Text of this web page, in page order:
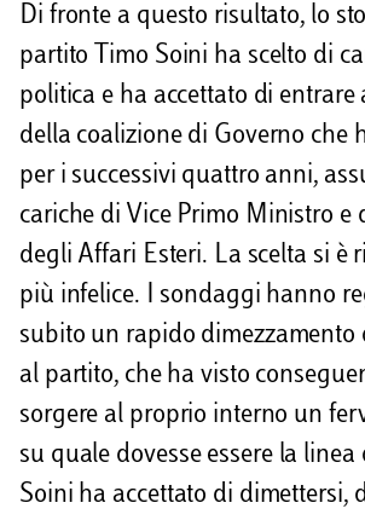
Di fronte a questo risultato, lo
partito Timo Soini ha scelto di
politica e ha accettato di entrare
della coalizione di Governo che
per i successivi quattro anni,
cariche di Vice Primo Ministro e
degli Affari Esteri. La scelta si è
più infelice. I sondaggi hanno
subito un rapido dimezzamento
al partito, che ha visto
sorgere al proprio interno un
su quale dovesse essere la linea
Soini ha accettato di dimettersi,